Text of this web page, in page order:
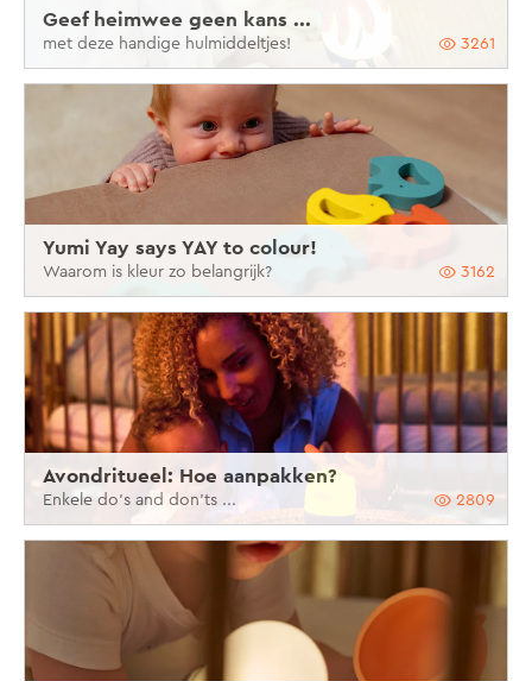
Geef heimwee geen kans ...
met deze handige hulmiddeltjes! 3261
Yumi Yay says YAY to colour!
Waarom is kleur zo belangrijk? 3162
Avondritueel: Hoe aanpakken?
Enkele do's and don'ts ... 2809